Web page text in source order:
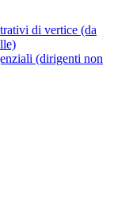
di vertice (da
(dirigenti non